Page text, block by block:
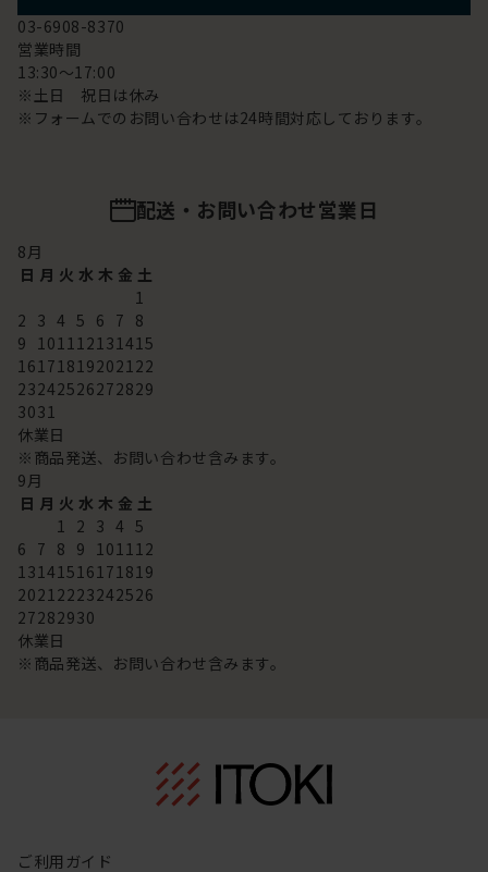
03-6908-8370
営業時間
13:30～17:00
※土日 祝日は休み
※フォームでのお問い合わせは24時間対応しております。
配送・お問い合わせ営業日
8月
日 月 火 水 木 金 土
1
2 3 4 5 6 7 8
9 101112131415
16171819202122
23242526272829
3031
休業日
※商品発送、お問い合わせ含みます。
9月
日 月 火 水 木 金 土
1 2 3 4 5
6 7 8 9 101112
13141516171819
20212223242526
27282930
休業日
※商品発送、お問い合わせ含みます。
ご利用ガイド